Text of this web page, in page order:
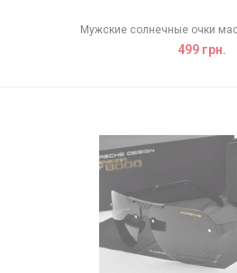
Мужские солнечные очки
499 грн.